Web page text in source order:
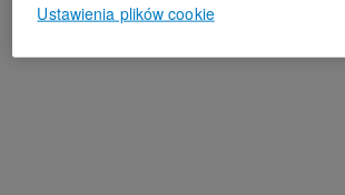
Ustawienia plików cookie